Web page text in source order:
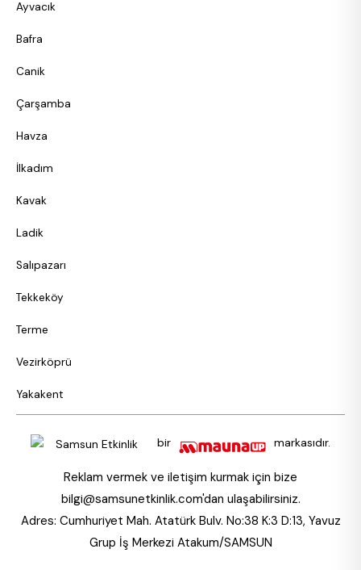
Ayvacık
Bafra
Canik
Çarşamba
Havza
İlkadım
Kavak
Ladik
Salıpazarı
Tekkeköy
Terme
Vezirköprü
Yakakent
bir markasıdır.
Reklam vermek ve iletişim kurmak için bize
bilgi@samsunetkinlik.com'dan ulaşabilirsiniz.
Adres: Cumhuriyet Mah. Atatürk Bulv. No:38 K:3 D:13, Yavuz
Grup İş Merkezi Atakum/SAMSUN